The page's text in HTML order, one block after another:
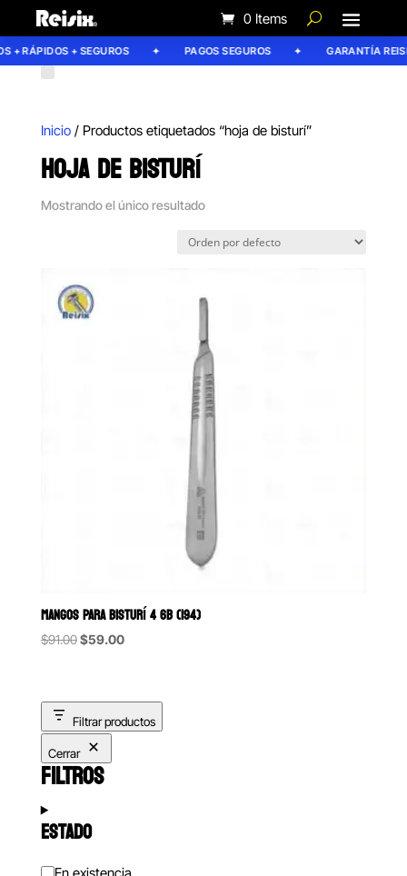
0 Items
+ RÁPIDOS + SEGUROS PAGOS SEGUROS GARANTÍA
Inicio/ Productos etiquetados “hoja de bisturí”
HOJA DE BISTURÍ
Mostrando el único resultado
MANGOS PARA BISTURÍ 4 6B (194)
$91.00Original
$91.00.
$59.00Current
$59.00.
Filtrar productos
Cerrar
FILTROS
ESTADO
Estado
En existencia